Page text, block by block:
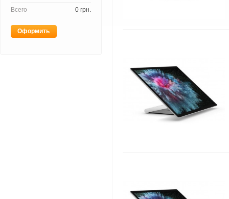
Всего 0 грн.
Оформить